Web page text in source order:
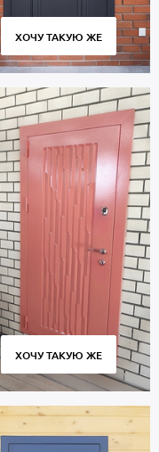
ХОЧУ ТАКУЮ ЖЕ
ХОЧУ ТАКУЮ ЖЕ